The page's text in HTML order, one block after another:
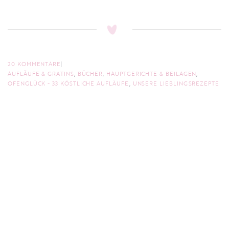
20 KOMMENTARE
AUFLÄUFE & GRATINS, BÜCHER, HAUPTGERICHTE & BEILAGEN,
OFENGLÜCK - 33 KÖSTLICHE AUFLÄUFE , UNSERE LIEBLINGSREZEPTE